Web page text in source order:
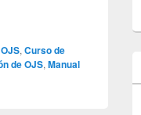
,Curso de
de OJS,Manual